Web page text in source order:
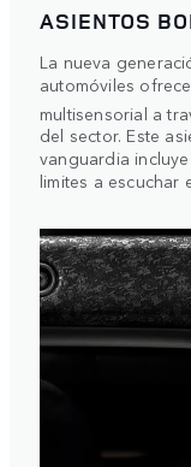
ASIENTOS
La nueva
automóviles
multisensorial a
del sector. Este
vanguardia
limites a escuchar